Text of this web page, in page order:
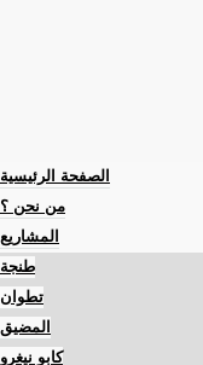
الصفحة الرئيسية
من نحن ؟
المشاريع
طنجة
تطوان
المضيق
كابو نيغرو